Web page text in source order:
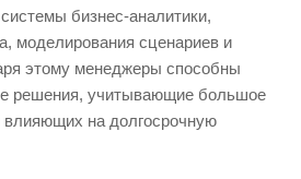
бизнес-аналитики,
моделирования сценариев и
этому менеджеры способны
решения, учитывающие большое
влияющих на долгосрочную